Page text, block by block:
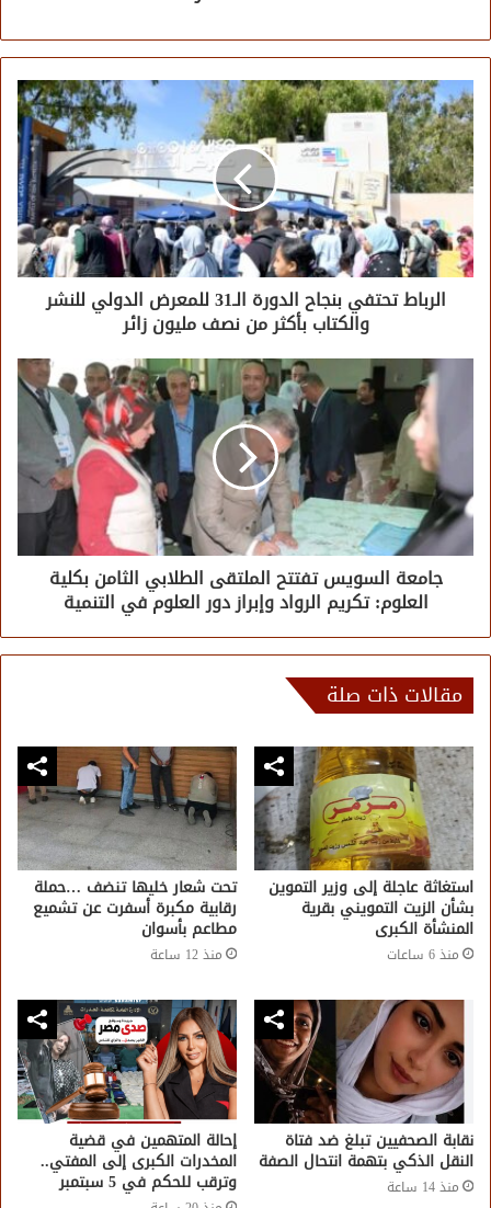
الرباط تحتفي بنجاح الدورة الـ31 للمعرض الدولي للنشر
والكتاب بأكثر من نصف مليون زائر
جامعة السويس تفتتح الملتقى الطلابي الثامن بكلية
العلوم: تكريم الرواد وإبراز دور العلوم في التنمية
مقالات ذات صلة
استغاثة عاجلة إلى وزير التموين
بشأن الزيت التمويني بقرية
المنشأة الكبرى
منذ 6 ساعات
تحت شعار خليها تنضف …حملة
رقابية مكبرة أسفرت عن تشميع
مطاعم بأسوان
منذ 12 ساعة
نقابة الصحفيين تبلغ ضد فتاة
النقل الذكي بتهمة انتحال الصفة
منذ 14 ساعة
إحالة المتهمين في قضية
المخدرات الكبرى إلى المفتي..
وترقب للحكم في 5 سبتمبر